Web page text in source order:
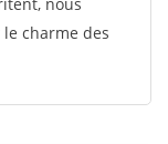
charme des